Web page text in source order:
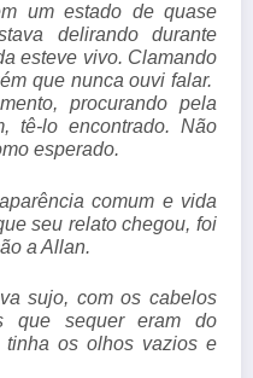
um estado de quase
delirando durante
esteve vivo. Clamando
que nunca ouvi falar.
procurando pela
tê-lo encontrado. Não
esperado.
comum e vida
seu relato chegou, foi
a Allan.
sujo, com os cabelos
que sequer eram do
tinha os olhos vazios e